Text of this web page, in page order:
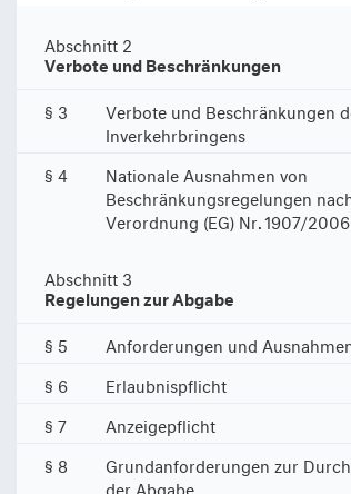
Abschnitt 2
Verbote und Beschränkungen
§ 3
Verbote und Beschränkungen
Inverkehrbringens
§ 4
Nationale Ausnahmen von
Beschränkungsregelungen
Verordnung (EG) Nr. 1907/2006
Abschnitt 3
Regelungen zur Abgabe
§ 5
Anforderungen und
§ 6
Erlaubnispflicht
§ 7
Anzeigepflicht
§ 8
Grundanforderungen zur
der Abgabe